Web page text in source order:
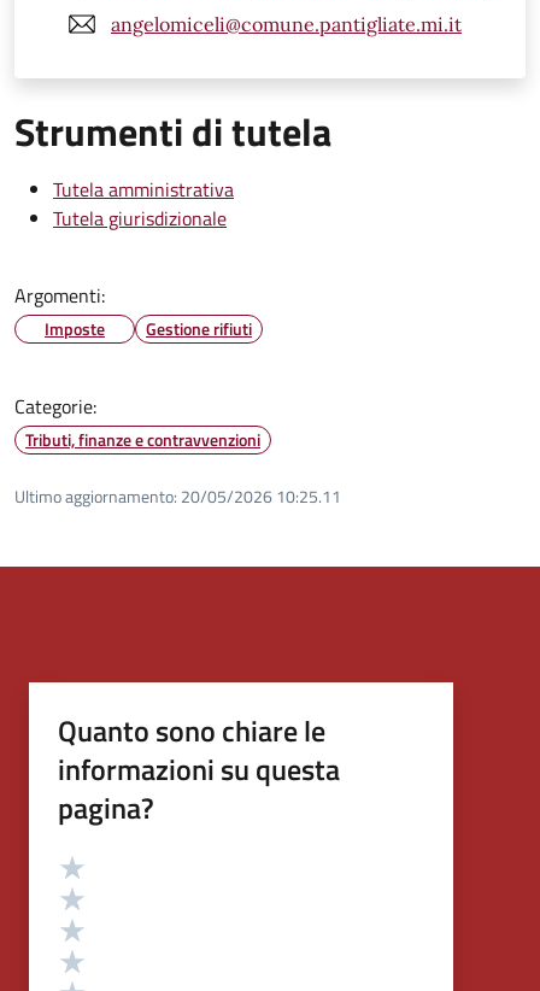
angelomiceli@comune.pantigliate.mi.it
Strumenti di tutela
Tutela amministrativa
Tutela giurisdizionale
Argomenti:
Imposte Gestione rifiuti
Categorie:
Tributi, finanze e contravvenzioni
Ultimo aggiornamento: 20/05/2026 10:25.11
Quanto sono chiare le
informazioni su questa
pagina?
Valutazione